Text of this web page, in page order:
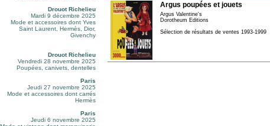
Drouot Richelieu
Mardi 9 décembre 2025
Mode et accessoires dont Yves
Saint Laurent, Hermès, Dior,
Givenchy
Drouot Richelieu
Vendredi 28 novembre 2025
Poupées, canivets, dentelles
Paris
Jeudi 27 novembre 2025
Mode et accessoires dont carrés
Hermès
Paris
Jeudi 6 novembre 2025
Argus poupées et jouets
Argus Valentine's
Dorotheum Editions
Sélection de résultats de ventes 1993-1999